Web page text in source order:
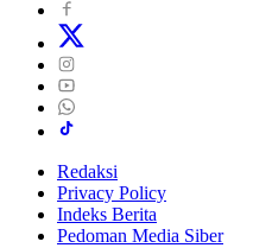
Redaksi
Privacy Policy
Indeks Berita
Pedoman Media Siber